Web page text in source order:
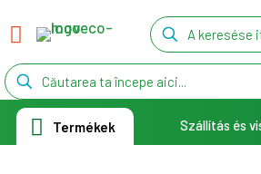
Termékek Szállítás és